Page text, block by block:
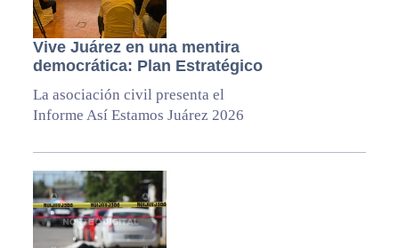
Vive Juárez en una mentira
democrática: Plan Estratégico
La asociación civil presenta el
Informe Así Estamos Juárez 2026